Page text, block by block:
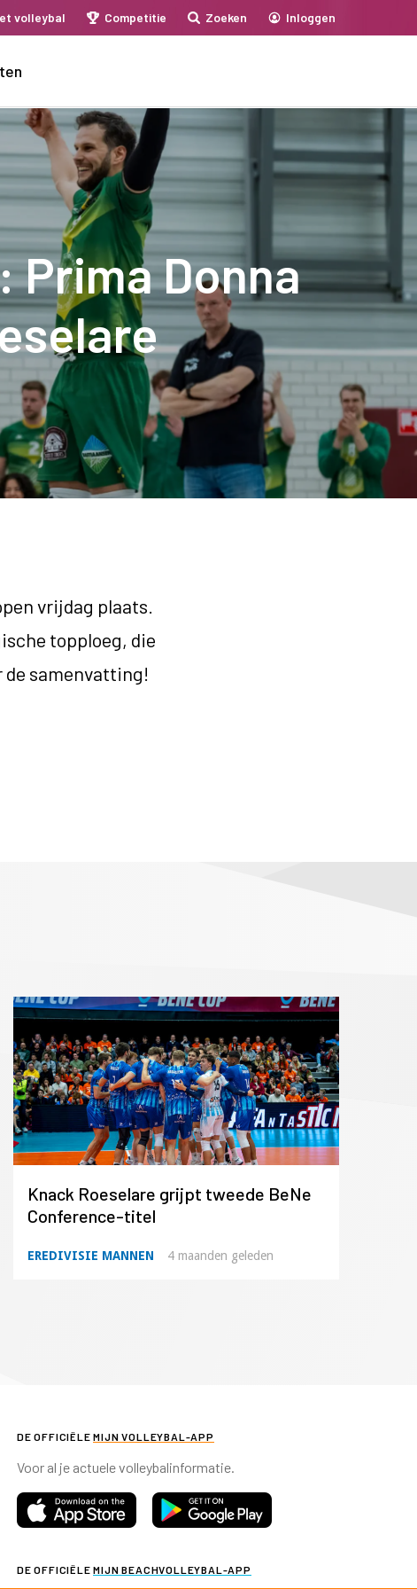
volleybal Competitie Zoeken Inloggen
Donna
vrijdag plaats.
topploeg, die
samenvatting!
Knack Roeselare grijpt tweede BeNe
Conference-titel
EREDIVISIE MANNEN 4 maanden geleden
DE OFFICIËLEMIJN VOLLEYBAL-APP
Voor al je actuele volleybalinformatie.
DE OFFICIËLEMIJN BEACHVOLLEYBAL-APP